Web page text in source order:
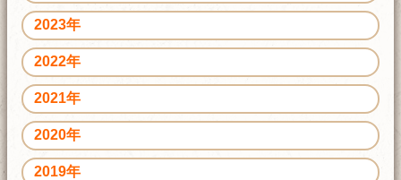
2023年
2022年
2021年
2020年
2019年